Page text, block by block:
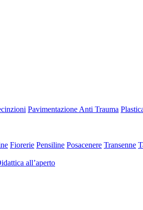
Pavimentazione Anti Trauma
Fiorerie Pensiline Posacenere Transenne
all’aperto